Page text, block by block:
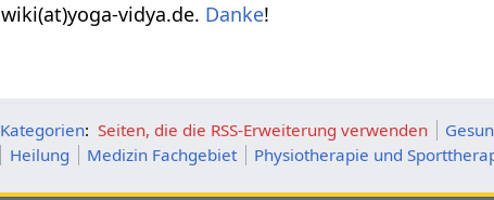
wiki(at)yoga-vidya.de. Danke!
Kategorien: Seiten, die die RSS-Erweiterung verwenden
Heilung
Medizin Fachgebiet Physiotherapie und